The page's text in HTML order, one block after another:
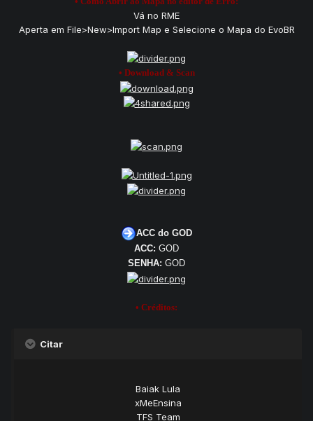
Vá no RME
Aperta em File>New>Import Map e Selecione o Mapa do EvoBR
• Download & Scan
ACC do GOD
ACC: GOD
SENHA: GOD
• Créditos:
Citar
Baiak Lula
xMeEnsina
TFS Team